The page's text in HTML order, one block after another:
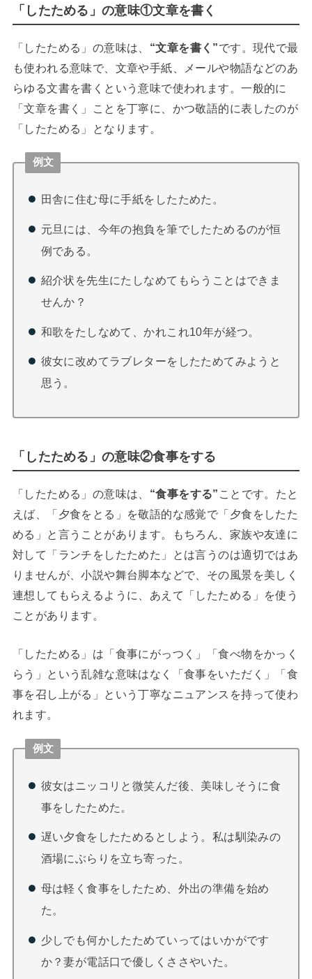
「したためる」の意味①文章を書く
「したためる」の意味は、 “文章を書く”です。現代で最
も使われる意味で、文章や手紙、メールや物語などのあ
らゆる文書を書くという意味で使われます。一般的に
「文章を書く」ことを丁寧に、かつ敬語的に表したのが
「したためる」となります。
例文
田舎に住む母に手紙をしたためた。
元旦には、今年の抱負を筆でしたためるのが恒
例である。
紹介状を先生にたしなめてもらうことはできま
せんか？
和歌をたしなめて、かれこれ10年が経つ。
彼女に改めてラブレターをしたためてみようと
思う。
「したためる」の意味②食事をする
「したためる」の意味は、 “食事をする” ことです。たと
えば、「夕食をとる」を敬語的な感覚で「夕食をしたた
める」と言うことがあります。もちろん、家族や友達に
対して「ランチをしたためた」とは言うのは適切ではあ
りませんが、小説や舞台脚本などで、その風景を美しく
連想してもらえるように、あえて「したためる」を使う
ことがあります。
「したためる」は「食事にがっつく」「食べ物をかっく
らう」という乱雑な意味はなく「食事をいただく」「食
事を召し上がる」という丁寧なニュアンスを持って使わ
れます。
例文
彼女はニッコリと微笑んだ後、美味しそうに食
事をしたためた。
遅い夕食をしたためるとしよう。私は馴染みの
酒場にぶらりを立ち寄った。
母は軽く食事をしたため、外出の準備を始め
た。
少しでも何かしたためていってはいかがです
か？妻が電話口で優しくささやいた。